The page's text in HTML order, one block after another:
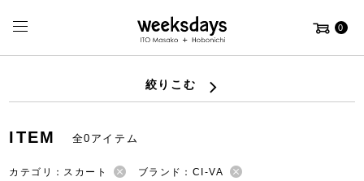
0
絞りこむ
ITEM 全0アイテム
カテゴリ：スカート
ブランド：CI-VA